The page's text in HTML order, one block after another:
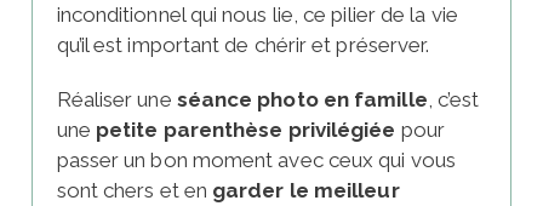
inconditionnel qui nous lie, ce pilier de la vie
qu’il est important de chérir et préserver.
Réaliser une séance photo en famille , c’est
une petite parenthèse privilégiée pour
passer un bon moment avec ceux qui vous
sont chers et en garder le meilleur